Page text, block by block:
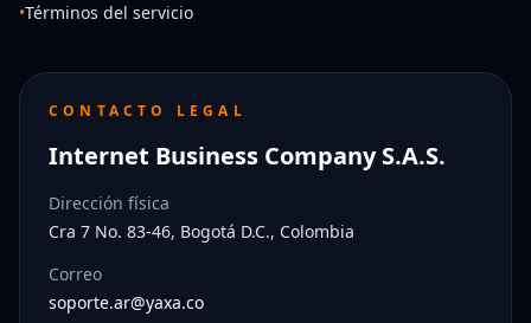
•Términos del servicio
CONTACTO LEGAL
Internet Business Company S.A.S.
Dirección física
Cra 7 No. 83-46, Bogotá D.C., Colombia
Correo
soporte.ar@yaxa.co